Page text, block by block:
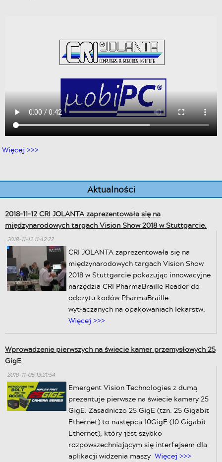
Więcej >>>
Aktualności
2018-11-12 CRI JOLANTA zaprezentowała się na
międzynarodowych targach Vision Show 2018 w Stuttgarcie.
2018-11-12 11:42:22
CRI JOLANTA zaprezentowała się na
międzynarodowych targach Vision Show
2018 w Stuttgarcie pokazując innowacyjne
narzędzia CRI PharmaBraille Reader do
odczytu kodów PharmaBraille
wytłaczanych na opakowaniach lekarstw.
Więcej >>>
Wprowadzenie pierwszych na świecie kamer przemysłowych 25
GigE
2018-11-05 13:21:54
Emergent Vision Technologies z dumą
prezentuje pierwsze na świecie kamery 25
GigE. Zasadniczo 25 GigE (tzn. 25 Gigabit
Ethernet) to następca 10GigE (10 Gigabit
Ethernet), który jest szybko
rozpowszechniającym się interfejsem dla
aplikacji widzenia maszy Więcej >>>